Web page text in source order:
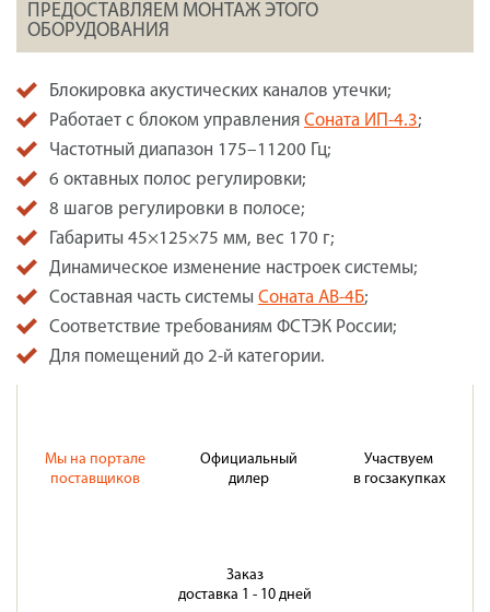
ПРЕДОСТАВЛЯЕМ МОНТАЖ ЭТОГО
ОБОРУДОВАНИЯ
Блокировка акустических каналов утечки;
Работает с блоком управления Соната ИП-4.3;
Частотный диапазон 175–11200 Гц;
6 октавных полос регулировки;
8 шагов регулировки в полосе;
Габариты 45×125×75 мм, вес 170 г;
Динамическое изменение настроек системы;
Cоставная часть системы Соната АВ-4Б;
Соответствие требованиям ФСТЭК России;
Для помещений до 2-й категории.
Мы на портале
поставщиков
Официальный
дилер
Участвуем
в госзакупках
Заказ
доставка 1 - 10 дней